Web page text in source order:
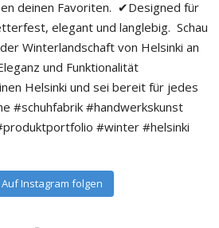
Auf Instagram folgen